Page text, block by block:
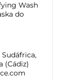
Wash
do
Sudáfrica,
(Cádiz)